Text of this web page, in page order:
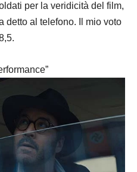
per la veridicità del film,
detto al telefono. Il mio voto